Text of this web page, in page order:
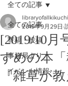
全ての記事
寄稿・投稿
事務局より
イベント情報
全ての記事
[2019/10月
すめの本
『雑草が
libraryofallkikuchi
2019年9月29日